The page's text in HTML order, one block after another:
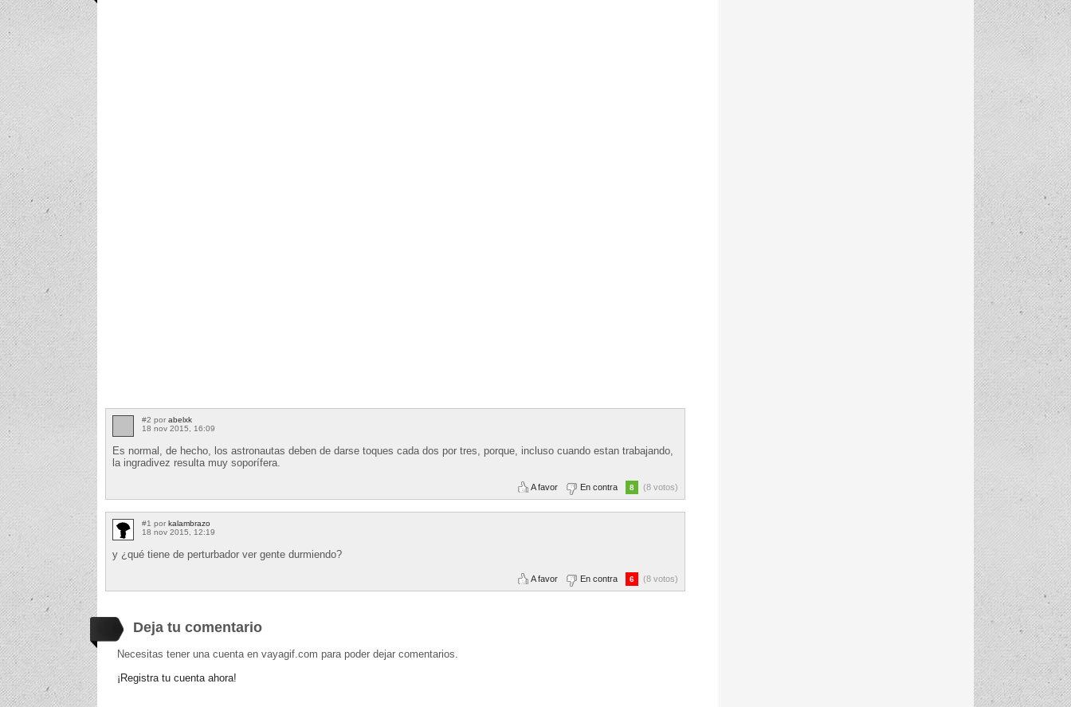
#2 por abelxk
18 nov 2015, 16:09
Es normal, de hecho, los astronautas deben de darse toques cada dos por tres, porque, incluso cuando estan trabajando,
la ingradivez resulta muy soporífera.
A favor En contra 8 (8 votos)
#1 por kalambrazo
18 nov 2015, 12:19
y ¿qué tiene de perturbador ver gente durmiendo?
A favor En contra 6 (8 votos)
Deja tu comentario
Necesitas tener una cuenta en vayagif.com para poder dejar comentarios.
¡Registra tu cuenta ahora!